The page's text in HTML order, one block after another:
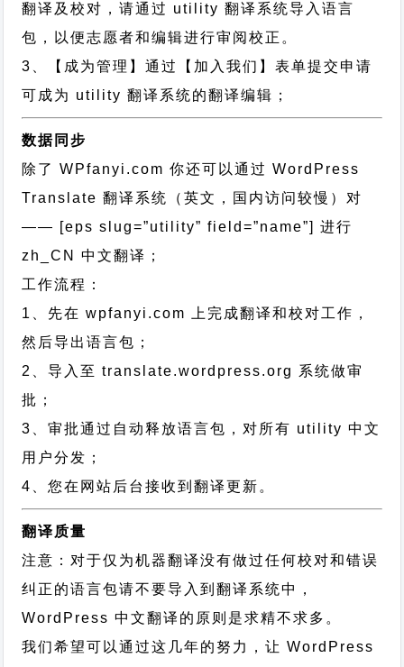
翻译及校对，请通过 utility 翻译系统导入语言
包，以便志愿者和编辑进行审阅校正。
3、【成为管理】通过【加入我们】表单提交申请
可成为 utility 翻译系统的翻译编辑；
数据同步
除了 WPfanyi.com 你还可以通过WordPress
Translate 翻译系统（英文，国内访问较慢）对
—— [eps slug=”utility” field=”name”]进行
zh_CN
中文翻译；
工作流程：
1、先在 wpfanyi.com 上完成翻译和校对工作，
然后导出语言包；
2、导入至 translate.wordpress.org 系统做审
批；
3、审批通过自动释放语言包，对所有 utility 中文
用户分发；
4、您在网站后台接收到翻译更新。
翻译质量
注意：对于仅为机器翻译没有做过任何校对和错误
纠正的语言包请不要导入到翻译系统中，
WordPress 中文翻译的原则 是求精不求多。
我们希望可以通过这几年的努力，让 WordPress